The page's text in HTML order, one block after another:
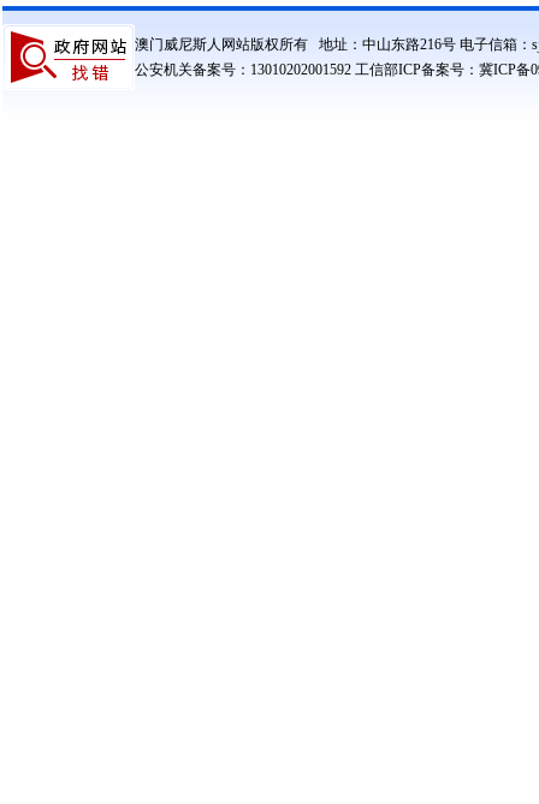
澳门威尼斯人网站版权所有 地址：中山东路216号 电子信箱：
公安机关备案号：13010202001592 工信部ICP备案号：冀ICP备